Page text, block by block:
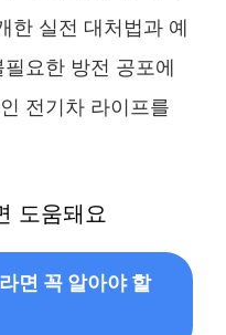
한 실전 대처법과 예
요한 방전 공포에
전기차 라이프를
도움돼요
면 꼭 알아야 할